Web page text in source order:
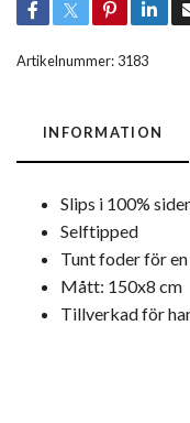
Artikelnummer: 3183
INFORMATION
Slips i 100%
Selftipped
Tunt foder för
Mått: 150x8 cm
Tillverkad för